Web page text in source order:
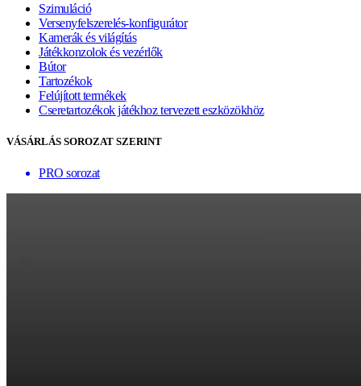
Szimuláció
Versenyfelszerelés-konfigurátor
Kamerák és világítás
Játékkonzolok és vezérlők
Bútor
Tartozékok
Felújított termékek
Cseretartozékok játékhoz tervezett eszközökhöz
VÁSÁRLÁS SOROZAT SZERINT
PRO sorozat